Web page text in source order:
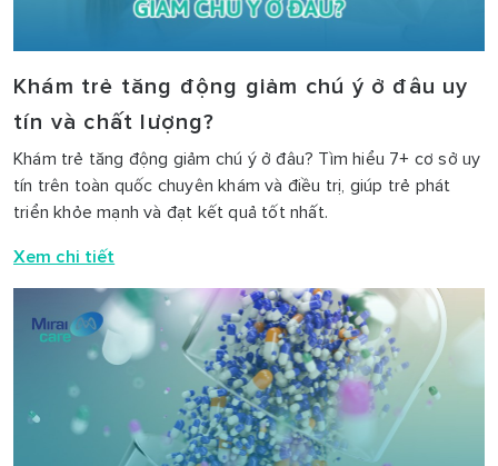
Khám trẻ tăng động giảm chú ý ở đâu uy
tín và chất lượng?
Khám trẻ tăng động giảm chú ý ở đâu? Tìm hiểu 7+ cơ sở uy
tín trên toàn quốc chuyên khám và điều trị, giúp trẻ phát
triển khỏe mạnh và đạt kết quả tốt nhất.
Xem chi tiết